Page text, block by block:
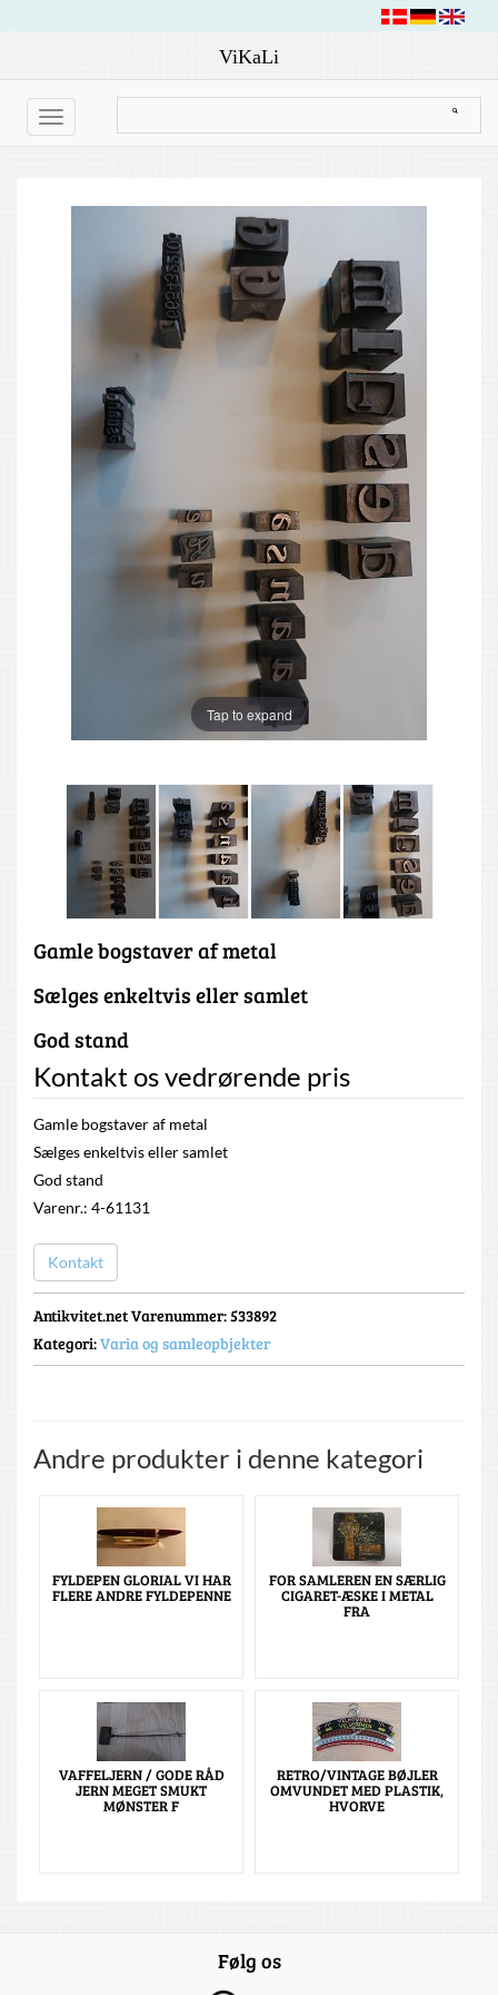
ViKaLi
Toggle
navigation
Tap to expand
Gamle bogstaver af metal
Sælges enkeltvis eller samlet
God stand
Kontakt os vedrørende pris
Gamle bogstaver af metal
Sælges enkeltvis eller samlet
God stand
Varenr.: 4-61131
Kontakt
Antikvitet.net Varenummer: 533892
Kategori:Varia og samleopbjekter
Andre produkter i denne kategori
FYLDEPEN GLORIAL VI HAR
FLERE ANDRE FYLDEPENNE
FOR SAMLEREN EN SÆRLIG
CIGARET-ÆSKE I METAL
FRA
VAFFELJERN / GODE RÅD
JERN MEGET SMUKT
MØNSTER F
RETRO/VINTAGE BØJLER
OMVUNDET MED PLASTIK,
HVORVE
Følg os